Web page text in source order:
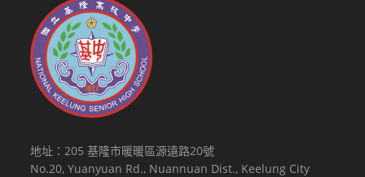
地址：205 基隆市暖暖區源遠路20號
No.20, Yuanyuan Rd., Nuannuan Dist., Keelung City